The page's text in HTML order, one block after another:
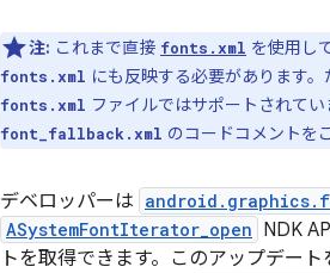
注: これまで直接 fonts.xml を使用し
fonts.xml にも反映する必要があります
fonts.xml ファイルではサポートされて
font_fallback.xml のコードコメントを
デベロッパーは
ASystemFontIterator_open NDK
トを取得できます。このアップデー